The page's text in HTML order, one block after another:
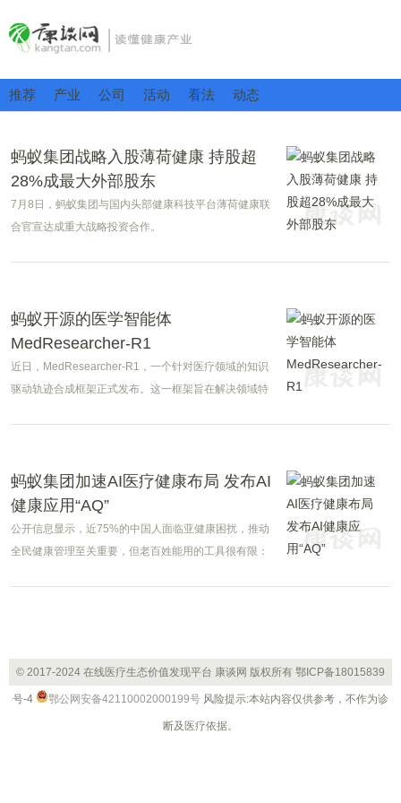
推荐 产业 公司 活动 看法 动态
蚂蚁集团战略入股薄荷健康 持股超
28%成最大外部股东
7月8日，蚂蚁集团与国内头部健康科技平台薄荷健康联
合官宣达成重大战略投资合作。
蚂蚁开源的医学智能体
MedResearcher-R1
近日，MedResearcher-R1，一个针对医疗领域的知识
驱动轨迹合成框架正式发布。这一框架旨在解决领域特
道。
蚂蚁集团加速AI医疗健康布局 发布AI
健康应用“AQ”
公开信息显示，近75%的中国人面临亚健康困扰，推动
全民健康管理至关重要，但老百姓能用的工具很有限：
© 2017-2024 在线医疗生态价值发现平台 康谈网 版权所有 鄂ICP备18015839
号-4 鄂公网安备42110002000199号 风险提示:本站内容仅供参考，不作为诊
断及医疗依据。